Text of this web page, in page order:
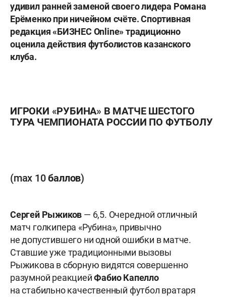
удивил ранней заменой своего лидера Романа
Ерёменко при ничейном счёте. Спортивная
редакция «БИЗНЕС Online» традиционно
оценила действия футболистов казанского
клуба.
ИГРОКИ «РУБИНА» В МАТЧЕ ШЕСТОГО
ТУРА ЧЕМПИОНАТА РОССИИ ПО ФУТБОЛУ
(max 10 баллов)
Сергей Рыжиков — 6,5. Очередной отличный
матч голкипера «Рубина», привычно
не допустившего ни одной ошибки в матче.
Ставшие уже традиционными вызовы
Рыжикова в сборную видятся совершенно
разумной реакциейФабио Капелло
на стабильно качественный футбол вратаря